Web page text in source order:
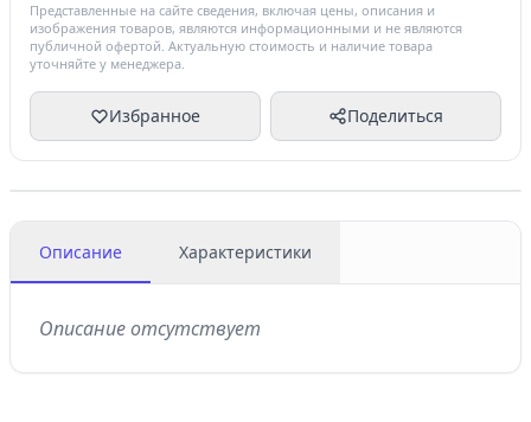
Представленные на сайте сведения, включая цены, описания и
изображения товаров, являются информационными и не являются
публичной офертой. Актуальную стоимость и наличие товара
уточняйте у менеджера.
Избранное Поделиться
Описание Характеристики
Описание отсутствует